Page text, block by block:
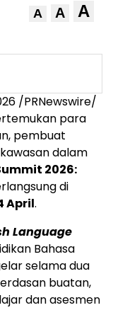
A A A
/PRNewswire/
para
pembuat
dalam
2026:
di
April.
Language
Bahasa
selama dua
buatan,
dan asesmen